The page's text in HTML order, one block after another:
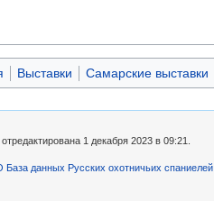
Выставки Самарские выставки
1 декабря 2023 в 09:21.
База данных Русских охотничьих спаниелей